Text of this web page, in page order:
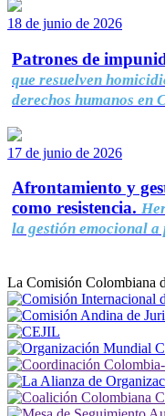
18 de junio de 2026
Patrones de
que resuelven
derechos humanos en
17 de junio de 2026
Afrontamiento y
como resistencia.
la gestión emocional
La Comisión Colombiana